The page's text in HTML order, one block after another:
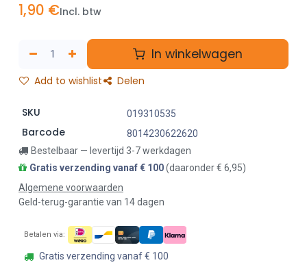
1,90 €Incl. btw
In winkelwagen
Add to wishlist Delen
SKU 019310535
Barcode
8014230622620
Bestelbaar — levertijd 3-7 werkdagen
Gratis verzending vanaf € 100(daaronder € 6,95)
Algemene voorwaarden
Geld-terug-garantie van 14 dagen
Betalen via:
Gratis verzending vanaf € 100